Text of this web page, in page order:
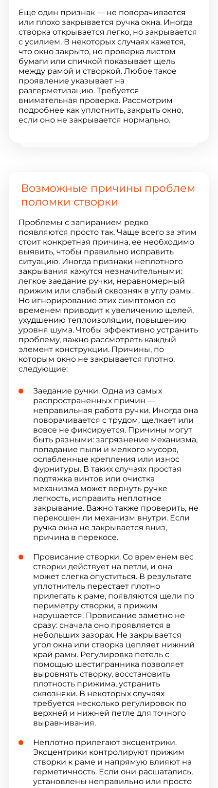
Еще один признак — не поворачивается
или плохо закрывается ручка окна. Иногда
створка открывается легко, но закрывается
с усилием. В некоторых случаях кажется,
что окно закрыто, но проверка листом
бумаги или спичкой показывает щель
между рамой и створкой. Любое такое
проявление указывает на
разгерметизацию. Требуется
внимательная проверка. Рассмотрим
подробнее как уплотнить, закрыть окно,
если оно не закрывается нормально.
Возможные причины проблем
поломки створки
Проблемы с запиранием редко
появляются просто так. Чаще всего за этим
стоит конкретная причина, ее необходимо
выявить, чтобы правильно исправить
ситуацию. Иногда признаки неплотного
закрывания кажутся незначительными:
легкое заедание ручки, неравномерный
прижим или слабый сквозняк в углу рамы.
Но игнорирование этих симптомов со
временем приводит к увеличению щелей,
ухудшению теплоизоляции, повышению
уровня шума. Чтобы эффективно устранить
проблему, важно рассмотреть каждый
элемент конструкции. Причины, по
которым окно не закрывается плотно,
следующие:
Заедание ручки. Одна из самых
распространенных причин —
неправильная работа ручки. Иногда она
поворачивается с трудом, щелкает или
вовсе не фиксируется. Причины могут
быть разными: загрязнение механизма,
попадание пыли и мелкого мусора,
ослабленные крепления или износ
фурнитуры. В таких случаях простая
подтяжка винтов или очистка
механизма может вернуть ручке
легкость, исправить неплотное
закрывание. Важно также проверить, не
перекошен ли механизм внутри. Если
ручка окна не закрывается вниз,
причина в перекосе.
Провисание створки. Со временем вес
створки действует на петли, и она
может слегка опуститься. В результате
уплотнитель перестает плотно
прилегать к раме, появляются щели по
периметру створки, а прижим
нарушается. Провисание заметно не
сразу: сначала оно проявляется в
небольших зазорах. Не закрывается
угол окна или створка цепляет нижний
край рамы. Регулировка петель с
помощью шестигранника позволяет
выровнять створку, восстановить
плотность прижима, устранить
сквозняки. В некоторых случаях
требуется несколько регулировок по
верхней и нижней петле для точного
выравнивания.
Неплотно прилегают эксцентрики.
Эксцентрики контролируют прижим
створки к раме и напрямую влияют на
герметичность. Если они расшатались,
установлены неправильно или просто